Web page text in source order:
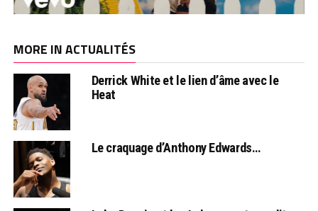
MORE IN ACTUALITÉS
Derrick White et le lien d’âme avec le
Heat
Le craquage d’Anthony Edwards…